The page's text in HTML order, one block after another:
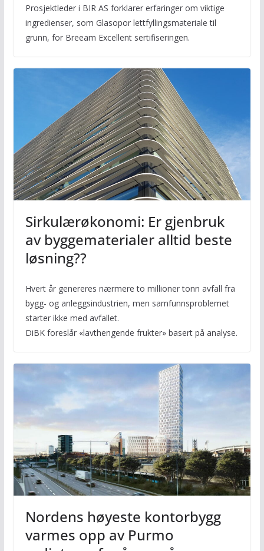
Prosjektleder i BIR AS forklarer erfaringer om viktige
ingredienser, som Glasopor lettfyllingsmateriale til
grunn, for Breeam Excellent sertifiseringen.
Sirkulærøkonomi: Er gjenbruk
av byggematerialer alltid beste
løsning??
Hvert år genereres nærmere to millioner tonn avfall fra
bygg- og anleggsindustrien, men samfunnsproblemet
starter ikke med avfallet.
DiBK foreslår «lavthengende frukter» basert på analyse.
Nordens høyeste kontorbygg
varmes opp av Purmo